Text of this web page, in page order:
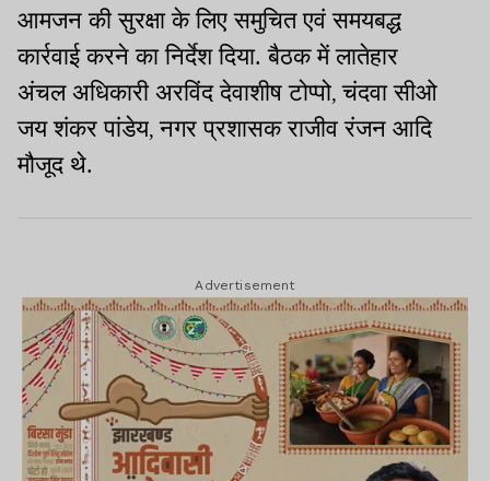
आमजन की सुरक्षा के लिए समुचित एवं समयबद्ध
कार्रवाई करने का निर्देश दिया. बैठक में लातेहार
अंचल अधिकारी अरविंद देवाशीष टोप्पो,चंदवा सीओ
जय शंकर पांडेय,नगर प्रशासक राजीव रंजन आदि
मौजूद थे.
Advertisement